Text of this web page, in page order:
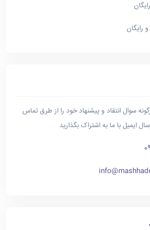
رایگان
سوال انتقاد و پیشنهاد خود را از طرق تماس
ایمیل با ما به اشتراک بگذارید